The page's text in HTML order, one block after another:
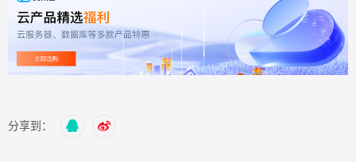
分享到：